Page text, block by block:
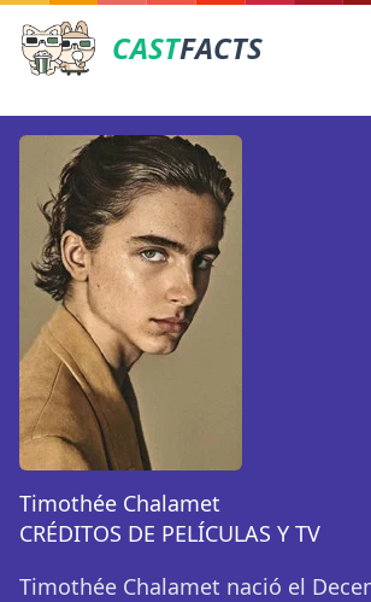
CASTFACTS
Timothée Chalamet
CRÉDITOS DE PELÍCULAS Y TV
Timothée Chalamet nació el